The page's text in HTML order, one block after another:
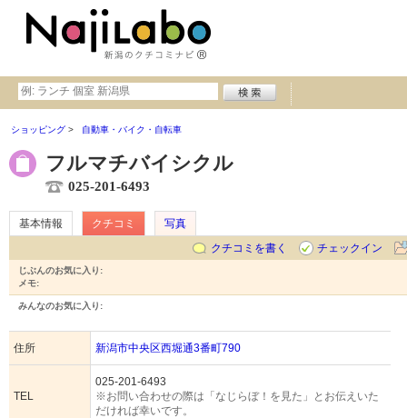
ショッピング 自動車・バイク・自転車
フルマチバイシクル
025-201-6493
基本情報 クチコミ
写真
クチコミを書く
チェックイン
じぶんのお気に入り:
メモ:
みんなのお気に入り:
住所 新潟市中央区西堀通3番町790
TEL
025-201-6493
※お問い合わせの際は「なじらぼ！を見た」とお伝えいた
だければ幸いです。